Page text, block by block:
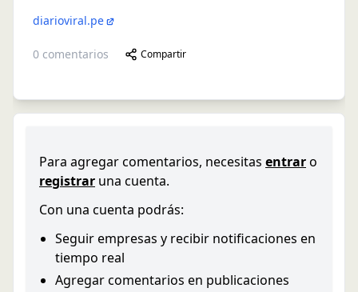
diarioviral.pe
0 comentarios Compartir
Para agregar comentarios, necesitas entraro
registrar una cuenta.
Con una cuenta podrás:
Seguir empresas y recibir notificaciones en
tiempo real
Agregar comentarios en publicaciones